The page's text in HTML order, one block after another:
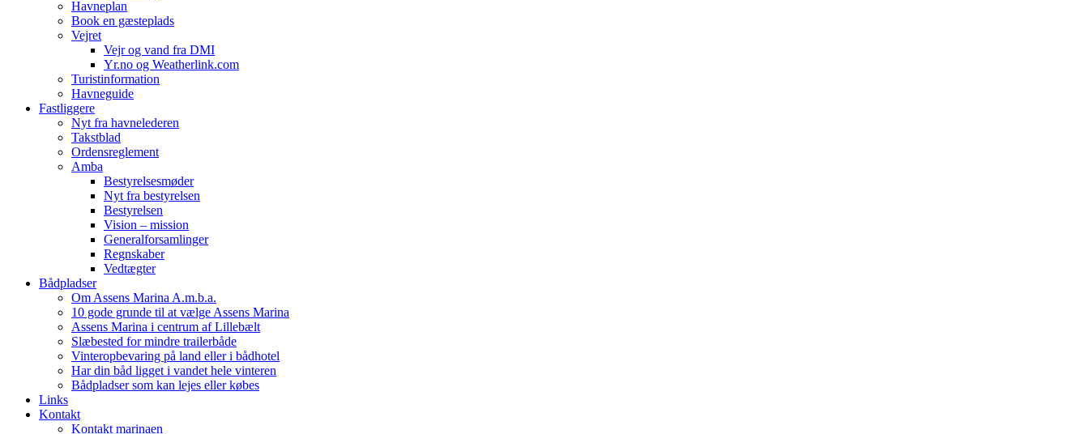
Havneplan
Book en gæsteplads
Vejret
Vejr og vand fra DMI
Yr.no og Weatherlink.com
Turistinformation
Havneguide
Fastliggere
Nyt fra havnelederen
Takstblad
Ordensreglement
Amba
Bestyrelsesmøder
Nyt fra bestyrelsen
Bestyrelsen
Vision – mission
Generalforsamlinger
Regnskaber
Vedtægter
Bådpladser
Om Assens Marina A.m.b.a.
10 gode grunde til at vælge Assens Marina
Assens Marina i centrum af Lillebælt
Slæbested for mindre trailerbåde
Vinteropbevaring på land eller i bådhotel
Har din båd ligget i vandet hele vinteren
Bådpladser som kan lejes eller købes
Links
Kontakt
Kontakt marinaen